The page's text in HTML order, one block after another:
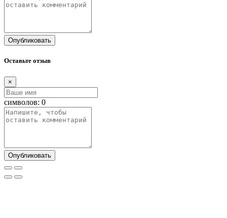
Опубликовать
Оставьте отзыв
×
символов: 0
Опубликовать